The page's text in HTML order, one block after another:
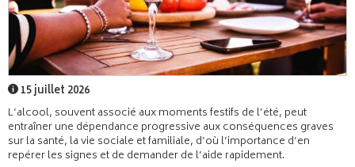
15 juillet 2026
L’alcool, souvent associé aux moments festifs de l’été, peut
entraîner une dépendance progressive aux conséquences graves
sur la santé, la vie sociale et familiale, d’où l’importance d’en
repérer les signes et de demander de l’aide rapidement.